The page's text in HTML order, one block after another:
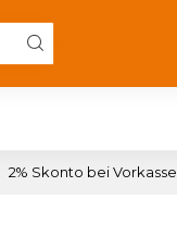
2% Skonto bei Vorkasse